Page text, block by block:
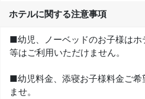
ホテルに関する注意事項
■幼児、ノーベッドのお子様は
等はご利用いただけません。
■幼児料金、添寝お子様料金ご希
ませ。